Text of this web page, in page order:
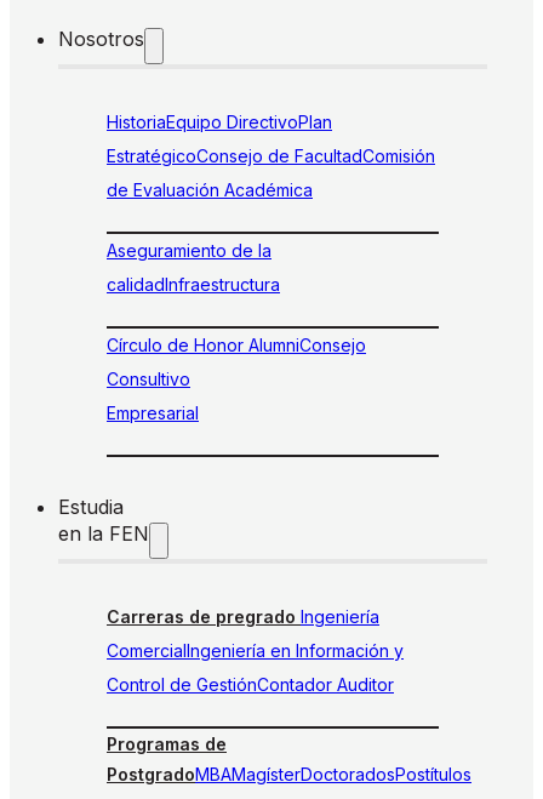
Nosotros
HistoriaEquipo DirectivoPlan
EstratégicoConsejo de FacultadComisión
de Evaluación Académica
Aseguramiento de la
calidadInfraestructura
Círculo de Honor AlumniConsejo
Consultivo
Empresarial
Estudia
en la FEN
Carreras de pregrado Ingeniería
ComercialIngeniería en Información y
Control de GestiónContador Auditor
Programas de
PostgradoMBAMagísterDoctoradosPostítulos